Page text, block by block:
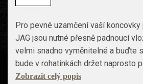
Pro pevné uzamčení vaší koncovky
JAG jsou nutné přesně padnoucí
velmi snadno vyměnitelné a buďte
bude v rohatinkách držet naprosto
Zobrazit celý popis